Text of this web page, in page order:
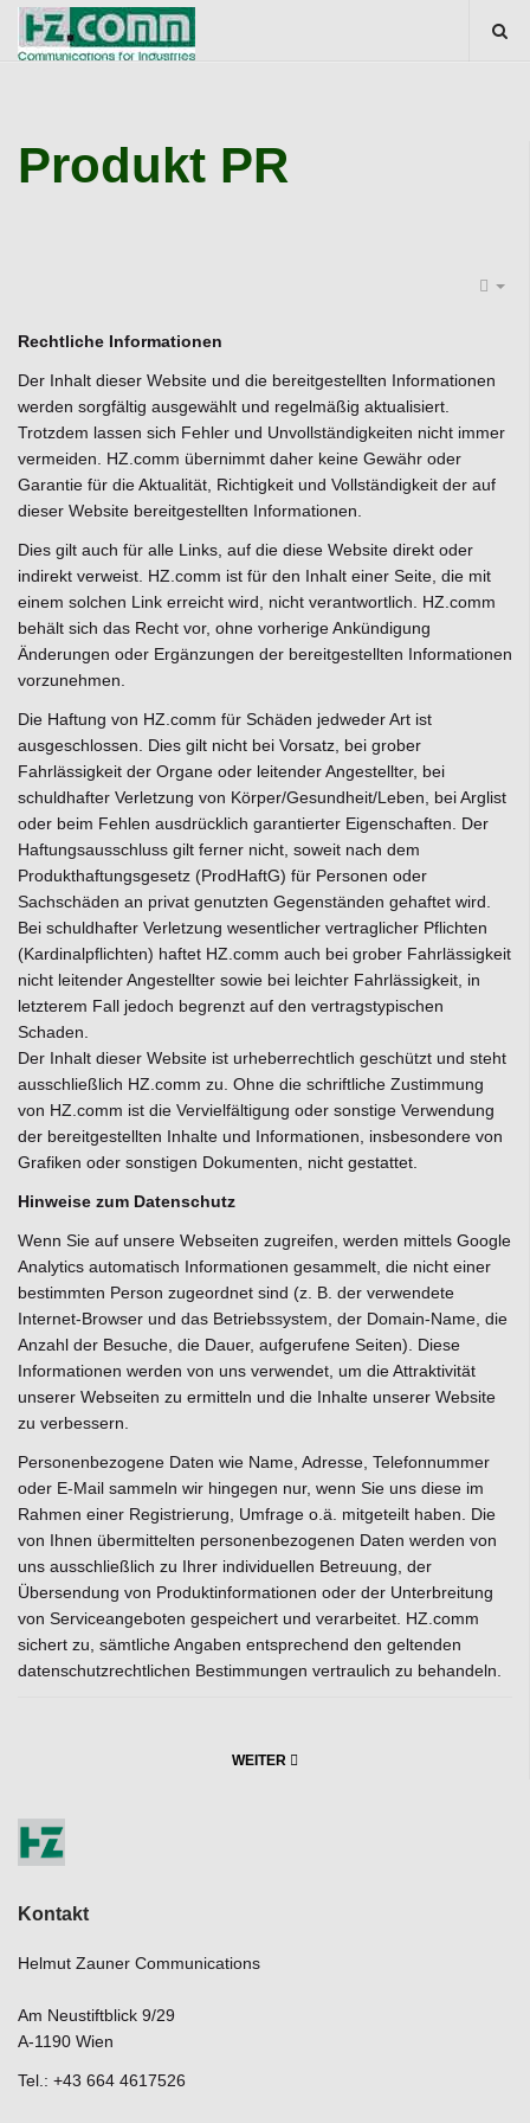
Produkt PR
Rechtliche Informationen
Der Inhalt dieser Website und die bereitgestellten Informationen
werden sorgfältig ausgewählt und regelmäßig aktualisiert.
Trotzdem lassen sich Fehler und Unvollständigkeiten nicht immer
vermeiden. HZ.comm übernimmt daher keine Gewähr oder
Garantie für die Aktualität, Richtigkeit und Vollständigkeit der auf
dieser Website bereitgestellten Informationen.
Dies gilt auch für alle Links, auf die diese Website direkt oder
indirekt verweist. HZ.comm ist für den Inhalt einer Seite, die mit
einem solchen Link erreicht wird, nicht verantwortlich. HZ.comm
behält sich das Recht vor, ohne vorherige Ankündigung
Änderungen oder Ergänzungen der bereitgestellten Informationen
vorzunehmen.
Die Haftung von HZ.comm für Schäden jedweder Art ist
ausgeschlossen. Dies gilt nicht bei Vorsatz, bei grober
Fahrlässigkeit der Organe oder leitender Angestellter, bei
schuldhafter Verletzung von Körper/Gesundheit/Leben, bei Arglist
oder beim Fehlen ausdrücklich garantierter Eigenschaften. Der
Haftungsausschluss gilt ferner nicht, soweit nach dem
Produkthaftungsgesetz (ProdHaftG) für Personen oder
Sachschäden an privat genutzten Gegenständen gehaftet wird.
Bei schuldhafter Verletzung wesentlicher vertraglicher Pflichten
(Kardinalpflichten) haftet HZ.comm auch bei grober Fahrlässigkeit
nicht leitender Angestellter sowie bei leichter Fahrlässigkeit, in
letzterem Fall jedoch begrenzt auf den vertragstypischen
Schaden.
Der Inhalt dieser Website ist urheberrechtlich geschützt und steht
ausschließlich HZ.comm zu. Ohne die schriftliche Zustimmung
von HZ.comm ist die Vervielfältigung oder sonstige Verwendung
der bereitgestellten Inhalte und Informationen, insbesondere von
Grafiken oder sonstigen Dokumenten, nicht gestattet.
Hinweise zum Datenschutz
Wenn Sie auf unsere Webseiten zugreifen, werden mittels Google
Analytics automatisch Informationen gesammelt, die nicht einer
bestimmten Person zugeordnet sind (z. B. der verwendete
Internet-Browser und das Betriebssystem, der Domain-Name, die
Anzahl der Besuche, die Dauer, aufgerufene Seiten). Diese
Informationen werden von uns verwendet, um die Attraktivität
unserer Webseiten zu ermitteln und die Inhalte unserer Website
zu verbessern.
Personenbezogene Daten wie Name, Adresse, Telefonnummer
oder E-Mail sammeln wir hingegen nur, wenn Sie uns diese im
Rahmen einer Registrierung, Umfrage o.ä. mitgeteilt haben. Die
von Ihnen übermittelten personenbezogenen Daten werden von
uns ausschließlich zu Ihrer individuellen Betreuung, der
Übersendung von Produktinformationen oder der Unterbreitung
von Serviceangeboten gespeichert und verarbeitet. HZ.comm
sichert zu, sämtliche Angaben entsprechend den geltenden
datenschutzrechtlichen Bestimmungen vertraulich zu behandeln.
WEITER
Kontakt
Helmut Zauner Communications
Am Neustiftblick 9/29
A-1190 Wien
Tel.: +43 664 4617526